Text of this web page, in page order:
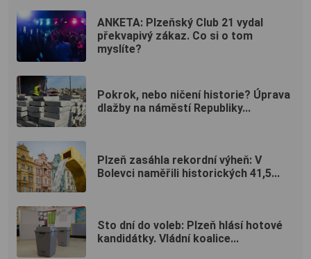
ANKETA: Plzeňský Club 21 vydal
překvapivý zákaz. Co si o tom
myslíte?
Pokrok, nebo ničení historie? Úprava
dlažby na náměstí Republiky...
Plzeň zasáhla rekordní výheň: V
Bolevci naměřili historických 41,5...
Sto dní do voleb: Plzeň hlásí hotové
kandidátky. Vládní koalice...